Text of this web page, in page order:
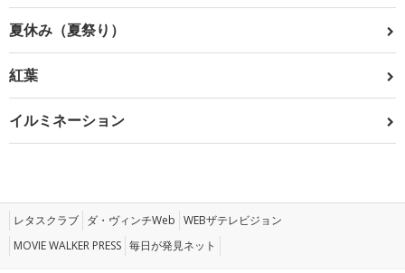
夏休み（夏祭り）
紅葉
イルミネーション
レタスクラブ ダ・ヴィンチWeb WEBザテレビジョン
MOVIE WALKER PRESS 毎日が発見ネット